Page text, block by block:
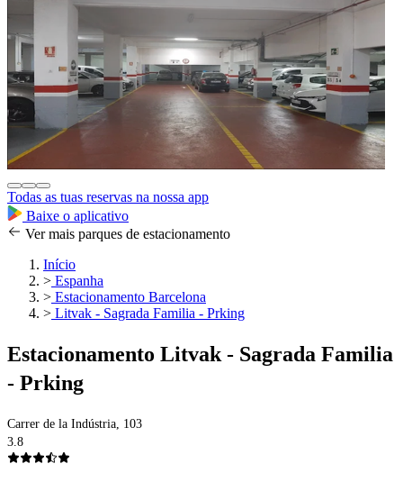
Todas as tuas reservas na nossa app
Baixe o aplicativo
Ver mais parques de estacionamento
Início
> Espanha
> Estacionamento Barcelona
> Litvak - Sagrada Familia - Prking
Estacionamento Litvak - Sagrada Familia
- Prking
Carrer de la Indústria, 103
3.8